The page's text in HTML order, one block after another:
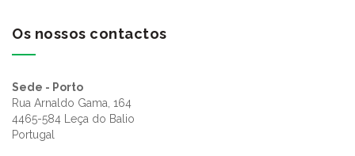
Os nossos contactos
Sede - Porto
Rua Arnaldo Gama, 164
4465-584 Leça do Balio
Portugal